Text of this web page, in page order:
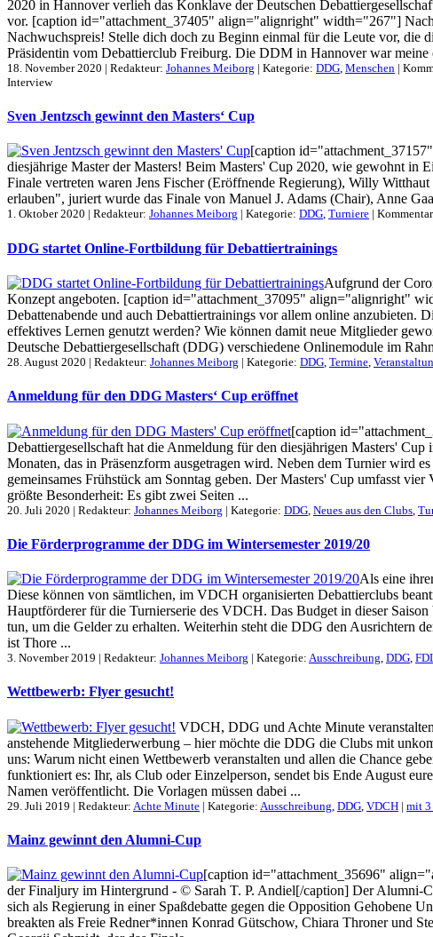
2020 in Hannover verlieh das Konklave der Deutschen
vor. [caption id="attachment_37405" align="alignright" width="267"]
Nachwuchspreis! Stelle dich doch zu Beginn einmal für die Leute vor, die
Präsidentin vom Debattierclub Freiburg. Die DDM in Hannover war
18. November 2020 | Redakteur: Johannes Meiborg | Kategorie: DDG Menschen |
Interview
Sven Jentzsch gewinnt den Masters‘ Cup
[caption
diesjährige Master der Masters! Beim Masters' Cup 2020, wie gewohnt in
Finale vertreten waren Jens Fischer (Eröffnende Regierung), Willy
erlauben", juriert wurde das Finale von Manuel J. Adams (Chair), Anne
1. Oktober 2020 | Redakteur: Johannes Meiborg | Kategorie: DDG, Turniere |
DDG startet Online-Fortbildung für Debattiertrainings
Aufgrund der
Konzept angeboten. [caption id="attachment_37095" align="alignright"
Debattenabende und auch Debattiertrainings vor allem online
effektives Lernen genutzt werden? Wie können damit neue Mitglieder
Deutsche Debattiergesellschaft (DDG) verschiedene Onlinemodule im
28. August 2020 | Redakteur: Johannes Meiborg | Kategorie: DDG, Termine,
Anmeldung für den DDG Masters‘ Cup eröffnet
[caption
Debattiergesellschaft hat die Anmeldung für den diesjährigen Masters'
Monaten, das in Präsenzform ausgetragen wird. Neben dem Turnier wird
gemeinsames Frühstück am Sonntag geben. Der Masters' Cup umfasst
größte Besonderheit: Es gibt zwei Seiten ...
20. Juli 2020 | Redakteur: Johannes Meiborg | Kategorie: DDG Neues aus den Clubs
Die Förderprogramme der DDG im Wintersemester 2019/20
Als eine
Diese können von sämtlichen, im VDCH organisierten Debattierclubs
Hauptförderer für die Turnierserie des VDCH. Das Budget in dieser
tun, um die Gelder zu erhalten. Weiterhin steht die DDG den Ausrichtern
ist Thore ...
3. November 2019 | Redakteur: Johannes Meiborg | Kategorie: Ausschreibung, DDG,
Wettbewerb: Flyer gesucht!
VDCH, DDG und Achte Minute
anstehende Mitgliederwerbung – hier möchte die DDG die Clubs mit
uns: Warum nicht einen Wettbewerb veranstalten und allen die Chance
funktioniert es: Ihr, als Club oder Einzelperson, sendet bis Ende August
Namen veröffentlicht. Die Vorlagen müssen dabei ...
29. Juli 2019 | Redakteur: Achte Minute | Kategorie: Ausschreibung DDG VDCH | mit 3
Mainz gewinnt den Alumni-Cup
[caption id="attachment_35696"
der Finaljury im Hintergrund - © Sarah T. P. Andiel[/caption] Der Alumni-
sich als Regierung in einer Spaßdebatte gegen die Opposition Gehobene
breakten als Freie Redner*innen Konrad Gütschow, Chiara Throner und